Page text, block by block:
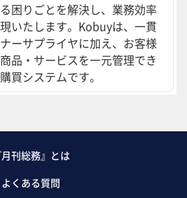
困りごとを解決し、業務効率
いたします。Kobuyは、一貫
ーサプライヤに加え、お客様
品・サービスを一元管理でき
買システムです。
月刊総務』とは
よくある質問